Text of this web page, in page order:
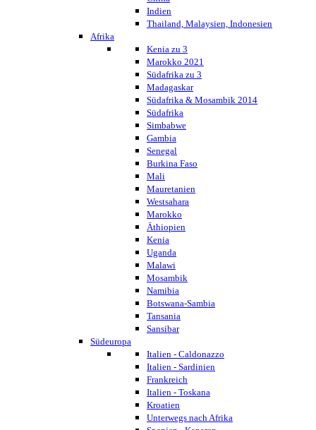
Indien
Thailand, Malaysien, Indonesien
Afrika
Kenia zu 3
Marokko 2021
Südafrika zu 3
Madagaskar
Südafrika & Mosambik 2014
Südafrika
Simbabwe
Gambia
Senegal
Burkina Faso
Mali
Mauretanien
Westsahara
Marokko
Äthiopien
Kenia
Uganda
Malawi
Mosambik
Namibia
Botswana-Sambia
Tansania
Sansibar
Südeuropa
Italien - Caldonazzo
Italien - Sardinien
Frankreich
Italien - Toskana
Kroatien
Unterwegs nach Afrika